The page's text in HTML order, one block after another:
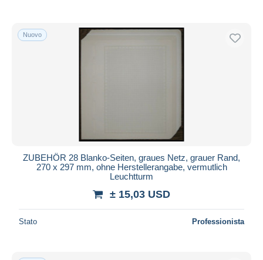
Nuovo
ZUBEHÖR 28 Blanko-Seiten, graues Netz, grauer Rand,
270 x 297 mm, ohne Herstellerangabe, vermutlich
Leuchtturm
± 15,03 USD
Stato Professionista